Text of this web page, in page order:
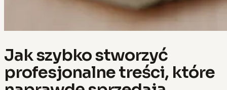
Jak szybko stworzyć
profesjonalne treści, które